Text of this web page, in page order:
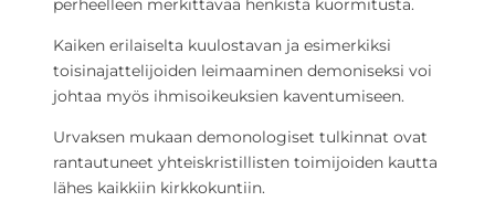
Kaiken erilaiselta kuulostavan ja esimerkiksi
toisinajattelijoiden leimaaminen demoniseksi voi
johtaa myös ihmisoikeuksien kaventumiseen.
Urvaksen mukaan demonologiset tulkinnat ovat
rantautuneet yhteiskristillisten toimijoiden kautta
lähes kaikkiin kirkkokuntiin.